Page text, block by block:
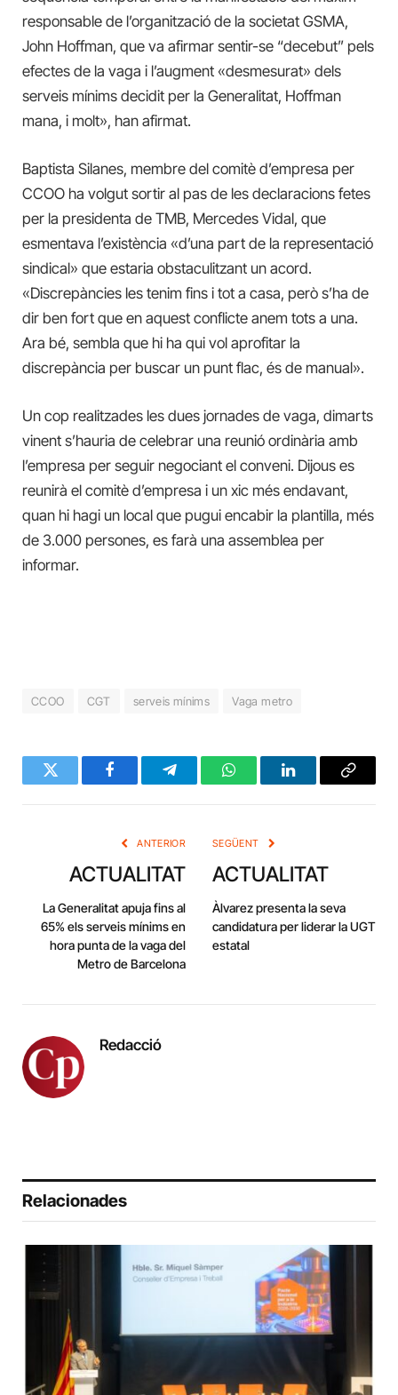
responsable de l’organització de la societat GSMA,
John Hoffman, que va afirmar sentir-se “decebut” pels
efectes de la vaga i l’augment «desmesurat» dels
serveis mínims decidit per la Generalitat, Hoffman
mana, i molt», han afirmat.
Baptista Silanes, membre del comitè d’empresa per
CCOO ha volgut sortir al pas de les declaracions fetes
per la presidenta de TMB, Mercedes Vidal, que
esmentava l’existència «d’una part de la representació
sindical» que estaria obstaculitzant un acord.
«Discrepàncies les tenim fins i tot a casa, però s’ha de
dir ben fort que en aquest conflicte anem tots a una.
Ara bé, sembla que hi ha qui vol aprofitar la
discrepància per buscar un punt flac, és de manual».
Un cop realitzades les dues jornades de vaga, dimarts
vinent s’hauria de celebrar una reunió ordinària amb
l’empresa per seguir negociant el conveni. Dijous es
reunirà el comitè d’empresa i un xic més endavant,
quan hi hagi un local que pugui encabir la plantilla, més
de 3.000 persones, es farà una assemblea per
informar.
CCOO CGT serveis mínims Vaga metro
Twitter FacebookTelegramWhatsAppLinkedInCopy
ANTERIOR
ACTUALITAT
La Generalitat apuja fins al
65% els serveis mínims en
hora punta de la vaga del
Metro de Barcelona
SEGÜENT
ACTUALITAT
Àlvarez presenta la seva
candidatura per liderar la UGT
estatal
Redacció
Relacionades